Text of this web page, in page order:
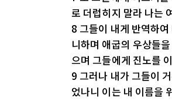
로 더럽히지 말라 나는
8 그들이 내게 반역하
니하며 애굽의 우상들
으며 그들에게 진노를
9 그러나 내가 그들이
었나니 이는 내 이름을